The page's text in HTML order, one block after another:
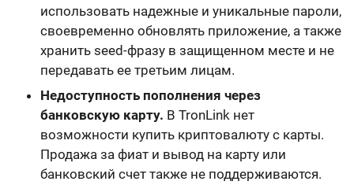
использовать надежные и уникальные пароли,
своевременно обновлять приложение, а также
хранить seed-фразу в защищенном месте и не
передавать ее третьим лицам.
Недоступность пополнения через
банковскую карту. В TronLink нет
возможности купить криптовалюту с карты.
Продажа за фиат и вывод на карту или
банковский счет также не поддерживаются.